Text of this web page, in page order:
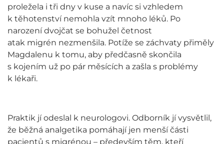
proležela i tři dny v kuse a navíc si vzhledem
k těhotenství nemohla vzít mnoho léků. Po
narození dvojčat se bohužel četnost
atak migrén nezmenšila. Potíže se záchvaty přiměly
Magdalenu k tomu, aby předčasně skončila
s kojením už po pár měsících a zašla s problémy
k lékaři.
Praktik jí odeslal k neurologovi. Odborník jí vysvětlil,
že běžná analgetika pomáhají jen menší části
pacientů s migrénou – především těm, kteří